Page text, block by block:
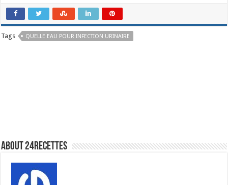
Tags QUELLE EAU POUR INFECTION URINAIRE
About 24recettes